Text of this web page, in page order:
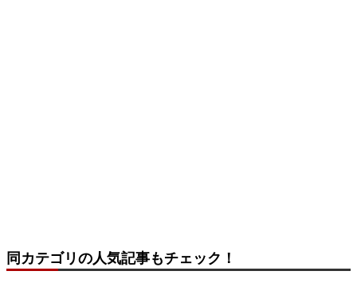
同カテゴリの人気記事もチェック！